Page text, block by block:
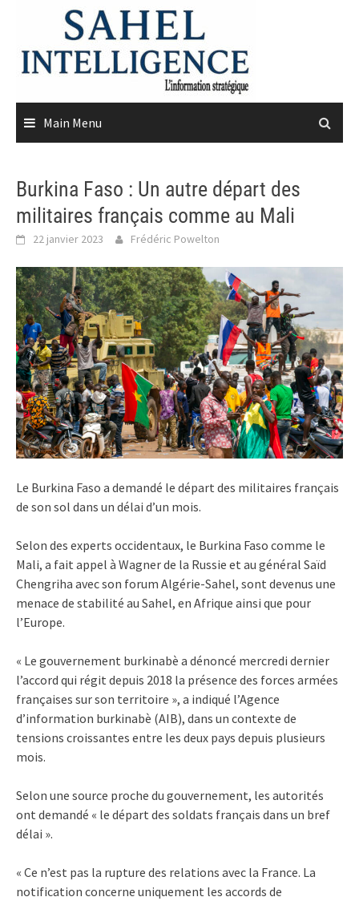
content
Main Menu
Burkina Faso : Un autre départ des
militaires français comme au Mali
22 janvier 2023 Frédéric Powelton
Le Burkina Faso a demandé le départ des militaires français
de son sol dans un délai d’un mois.
Selon des experts occidentaux, le Burkina Faso comme le
Mali, a fait appel à Wagner de la Russie et au général Saïd
Chengriha avec son forum Algérie-Sahel, sont devenus une
menace de stabilité au Sahel, en Afrique ainsi que pour
l’Europe.
« Le gouvernement burkinabè a dénoncé mercredi dernier
l’accord qui régit depuis 2018 la présence des forces armées
françaises sur son territoire », a indiqué l’Agence
d’information burkinabè (AIB), dans un contexte de
tensions croissantes entre les deux pays depuis plusieurs
mois.
Selon une source proche du gouvernement, les autorités
ont demandé « le départ des soldats français dans un bref
délai ».
« Ce n’est pas la rupture des relations avec la France. La
notification concerne uniquement les accords de